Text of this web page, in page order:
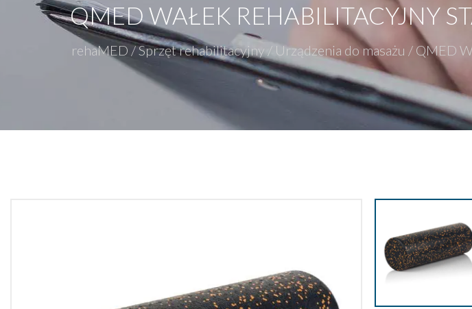
QMED WAŁEK REHABILITACYJNY
rehaMED /Sprzęt rehabilitacyjny / Urządzenia do masażu / QMED